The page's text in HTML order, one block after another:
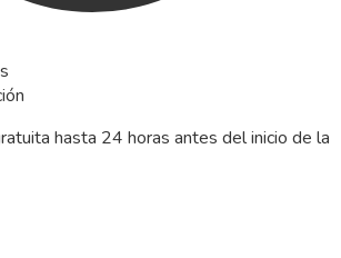
hasta 24 horas antes del inicio de la